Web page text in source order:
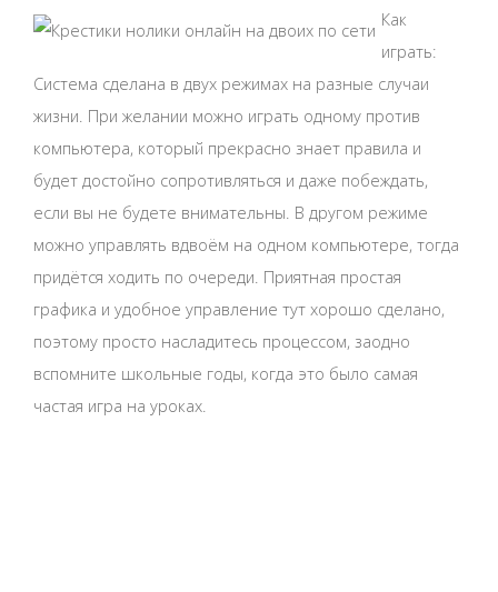
Как
играть:
Система сделана в двух режимах на разные случаи
жизни. При желании можно играть одному против
компьютера, который прекрасно знает правила и
будет достойно сопротивляться и даже побеждать,
если вы не будете внимательны. В другом режиме
можно управлять вдвоём на одном компьютере, тогда
придётся ходить по очереди. Приятная простая
графика и удобное управление тут хорошо сделано,
поэтому просто насладитесь процессом, заодно
вспомните школьные годы, когда это было самая
частая игра на уроках.